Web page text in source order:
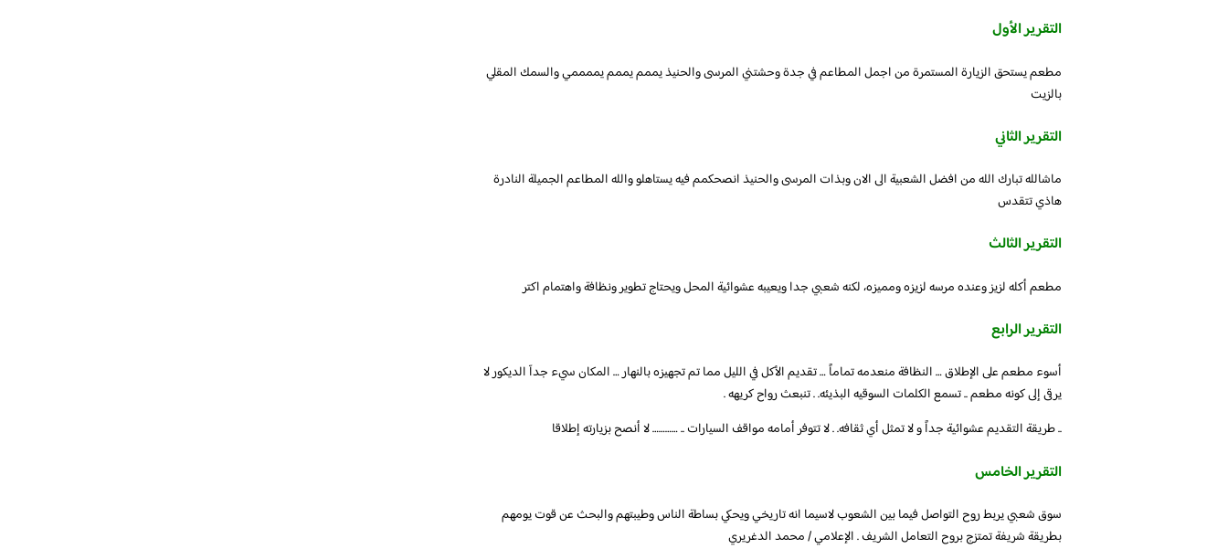
التقرير الأول
مطعم يستحق الزيارة المستمرة من اجمل المطاعم في جدة وحشتني المرسى والحنيذ يممم يممم يممممي والسمك المقلي
بالزيت
التقرير الثاني
ماشالله تبارك الله من افضل الشعبية الى الان وبذات المرسى والحنيذ انصحكمم فيه يستاهلو والله المطاعم الجميلة النادرة
هاذي تتقدس
التقرير الثالث
مطعم أكله لزيز وعنده مرسه لزيزه ومميزه، لكنه شعبي جدا ويعيبه عشوائية المحل ويحتاج تطوير ونظافة واهتمام اكتر
التقرير الرابع
أسوء مطعم على الإطلاق … النظافة منعدمه تماماً … تقديم الأكل في الليل مما تم تجهيزه بالنهار … المكان سيء جدآ الديكور لا
يرقى إلى كونه مطعم .. تسمع الكلمات السوقيه البذيئه. . تنبعث رواح كريهه .
.. طريقة التقديم عشوائية جداً و لا تمثل أي ثقافه. . لا تتوفر أمامه مواقف السيارات .. ………… لا أنصح بزيارته إطلاقا
التقرير الخامس
سوق شعبي يربط روح التواصل فيما بين الشعوب لاسيما انه تاريخي ويحكي بساطة الناس وطيبتهم والبحث عن قوت يومهم
بطريقة شريفة تمتزج بروح التعامل الشريف . الإعلامي / محمد الدغريري